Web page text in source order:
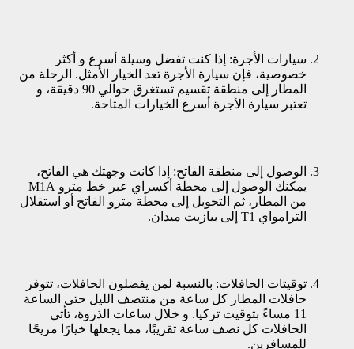
سيارات الأجرة: إذا كنت تفضل وسيلة أسرع و أكثر
خصوصية، فإن سيارة الأجرة تعد الخيار الأمثل. الرحلة من
المطار إلى منطقة تقسيم تستغرق حوالي 90 دقيقة، و
تعتبر سيارة الأجرة أسرع الخيارات المتاحة.
الوصول إلى منطقة الفاتح: إذا كانت وجهتك هي الفاتح،
يمكنك الوصول إلى محطة أكسراي عبر خط مترو M1A
من المطار، ثم التحويل إلى محطة مترو الفاتح أو استقلال
الترامواي T1 إلى بيازيت ميدان.
توقيتات الحافلات: بالنسبة لمن يفضلون الحافلات، تتوفر
حافلات المطار كل ساعة من منتصف الليل حتى الساعة
11 مساءً بتوقيت تركيا. و خلال ساعات الذروة، تأتي
الحافلات كل نصف ساعة تقريبًا، مما يجعلها خيارًا مريحًا
للمسافرين.